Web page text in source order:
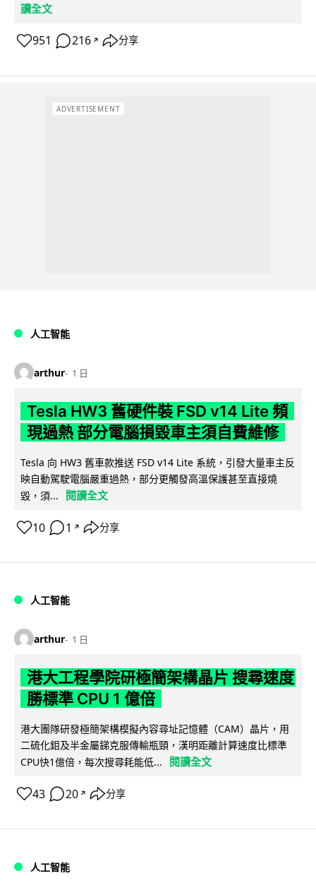
讀全文
951 216 ↗ 分享
ADVERTISEMENT
人工智能
arthur 1 日
Tesla HW3 舊硬件裝 FSD v14 Lite 頻
現過熱 部分電腦損毀車主須自費維修
Tesla 向 HW3 舊車款推送 FSD v14 Lite 系統，引發大量車主反
映自動駕駛電腦嚴重過熱，部分更觸發高溫保護甚至直接燒
毀，須...
閱讀全文
10 1 ↗ 分享
人工智能
arthur 1 日
港大工程學院研極簡架構晶片 搜尋速度
勝標準 CPU 1 億倍
港大團隊研發極簡架構模擬內容尋址記憶體（CAM）晶片，用
二硫化鉬及半金屬銻克服傳輸瓶頸，漢明距離計算速度比標準
CPU快1億倍，每次搜尋耗能低...
閱讀全文
43 20 ↗ 分享
人工智能